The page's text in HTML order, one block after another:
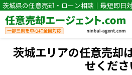
茨城県の任意売却・ローン相談｜最短即日
｜任意売却専門｜競売・住宅ローン滞納の
ト.com
茨城エリアの任意売却
せくださ